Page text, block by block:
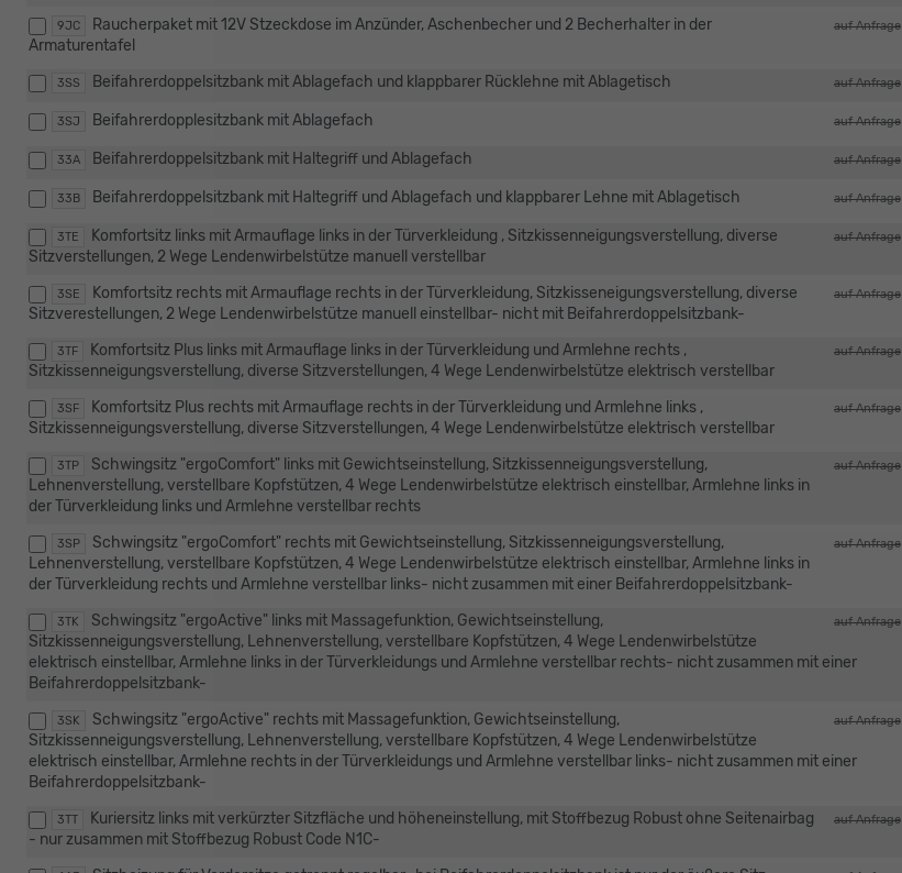
9JC auf Anfrage
Raucherpaket mit 12V Stzeckdose im Anzünder, Aschenbecher und 2 Becherhalter in der
Armaturentafel
3SS auf Anfrage
Beifahrerdoppelsitzbank mit Ablagefach und klappbarer Rücklehne mit Ablagetisch
3SJ auf Anfrage
Beifahrerdopplesitzbank mit Ablagefach
33A auf Anfrage
Beifahrerdoppelsitzbank mit Haltegriff und Ablagefach
33B auf Anfrage
Beifahrerdoppelsitzbank mit Haltegriff und Ablagefach und klappbarer Lehne mit Ablagetisch
3TE auf Anfrage
Komfortsitz links mit Armauflage links in der Türverkleidung , Sitzkissenneigungsverstellung, diverse
Sitzverstellungen, 2 Wege Lendenwirbelstütze manuell verstellbar
3SE auf Anfrage
Komfortsitz rechts mit Armauflage rechts in der Türverkleidung, Sitzkisseneigungsverstellung, diverse
Sitzverestellungen, 2 Wege Lendenwirbelstütze manuell einstellbar- nicht mit Beifahrerdoppelsitzbank-
3TF auf Anfrage
Komfortsitz Plus links mit Armauflage links in der Türverkleidung und Armlehne rechts ,
Sitzkissenneigungsverstellung, diverse Sitzverstellungen, 4 Wege Lendenwirbelstütze elektrisch verstellbar
3SF auf Anfrage
Komfortsitz Plus rechts mit Armauflage rechts in der Türverkleidung und Armlehne links ,
Sitzkissenneigungsverstellung, diverse Sitzverstellungen, 4 Wege Lendenwirbelstütze elektrisch verstellbar
3TP auf Anfrage
Schwingsitz "ergoComfort" links mit Gewichtseinstellung, Sitzkissenneigungsverstellung,
Lehnenverstellung, verstellbare Kopfstützen, 4 Wege Lendenwirbelstütze elektrisch einstellbar, Armlehne links in
der Türverkleidung links und Armlehne verstellbar rechts
3SP auf Anfrage
Schwingsitz "ergoComfort" rechts mit Gewichtseinstellung, Sitzkissenneigungsverstellung,
Lehnenverstellung, verstellbare Kopfstützen, 4 Wege Lendenwirbelstütze elektrisch einstellbar, Armlehne links in
der Türverkleidung rechts und Armlehne verstellbar links- nicht zusammen mit einer Beifahrerdoppelsitzbank-
3TK auf Anfrage
Schwingsitz "ergoActive" links mit Massagefunktion, Gewichtseinstellung,
Sitzkissenneigungsverstellung, Lehnenverstellung, verstellbare Kopfstützen, 4 Wege Lendenwirbelstütze
elektrisch einstellbar, Armlehne links in der Türverkleidungs und Armlehne verstellbar rechts- nicht zusammen mit einer
Beifahrerdoppelsitzbank-
3SK auf Anfrage
Schwingsitz "ergoActive" rechts mit Massagefunktion, Gewichtseinstellung,
Sitzkissenneigungsverstellung, Lehnenverstellung, verstellbare Kopfstützen, 4 Wege Lendenwirbelstütze
elektrisch einstellbar, Armlehne rechts in der Türverkleidungs und Armlehne verstellbar links- nicht zusammen mit einer
Beifahrerdoppelsitzbank-
3TT auf Anfrage
Kuriersitz links mit verkürzter Sitzfläche und höheneinstellung, mit Stoffbezug Robust ohne Seitenairbag
- nur zusammen mit Stoffbezug Robust Code N1C-